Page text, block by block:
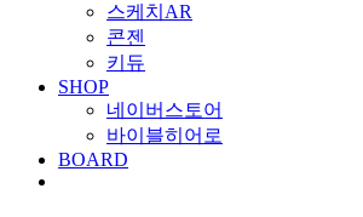
스케치AR
콘젠
키듀
SHOP
네이버스토어
바이블히어로
BOARD